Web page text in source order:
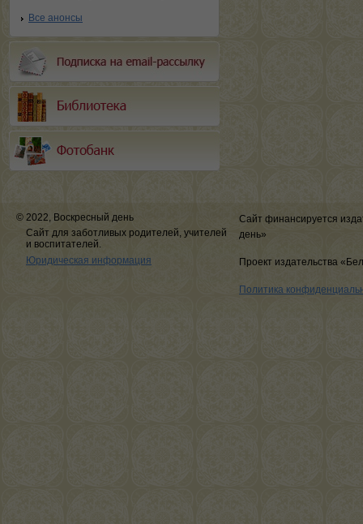
Все анонсы
© 2022, Воскресный день
Сайт для заботливых родителей, учителей
и воспитателей.
Юридическая информация
Сайт финансируется
день»
Проект издательства
Политика